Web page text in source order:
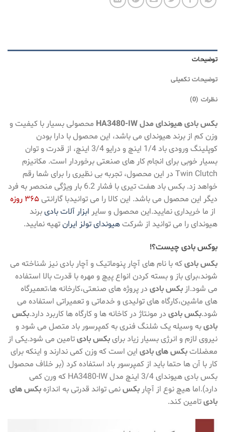
توضیحات
توضیحات تکمیلی
نظرات (0)
بکس بادی هیوندای مدل HA3480-IW
محصولی بسیار با کیفیت و
وزن کم از برند هیوندای می باشد، این محصول با دارا بودن
کوپلینگ ورودی باد 1/4 اینچ و درایو 3/4 اینچ، از قدرت و توان
بسیار خوبی برای انجام کار های صنعتی برخوردار است. مکانیزم
Twin Clutch در این محصول، تجربه بی نظیری را برای شما رقم
خواهد زد. بکس باد هفت تیری با فشار 6.2 بار ویژگی منحصر به فرد
دیگر این محصول می باشد. این کالا را می توانیدبا گارانتی ۳۶۵ روزه
از ما خریداری نمایید.این محصول و سایر ابزار آلات بادیبرند
هیوندای را می توانید از شرکتهیوندای تولز ایرانتهیه نمایید.
بوکس بادی چیست؟!
بکس بادیکه با نام های آچار پنوماتیک و آچار بادی نیز شناخته می
شوند،برای باز و بسته کردن انواع پیچ و مهره با قدرت بالا استفاده
می شود.از بکس بادی در پروژه های صنعتی،کارخانه ها،تعمیرگاه
های ماشین،کارگاه های تولیدی و خدماتی و تعمیراتی استفاده می
شود.بکس بادی در مونتاژ در کاخانه ها و کارگاه ها کاربرد دارد.بکس
بادیبه وسیله یک شلنگ فنری به کمپرسور باد متصل می شود و
نیروی لازم و انرژی بسیار زیاد برایبکس بادیتامین می شود.یکی از
معضلاتبکس های بادی این است که وزن کمی ندارند و اینکه برای
کار با آن ها حتما باید از کمپرسور باد استفاده کرد (بر خلاف محصول
بکس بادی هیوندای 3/4 اینچ مدل HA3480-IW که ورن کمی
دارد).اما هیچ نوع از آچار بکسنمی تواند قدرتی به اندازه بکس های
بادیتامین کند.